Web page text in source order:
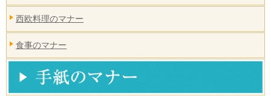
西欧料理のマナー
食事のマナー